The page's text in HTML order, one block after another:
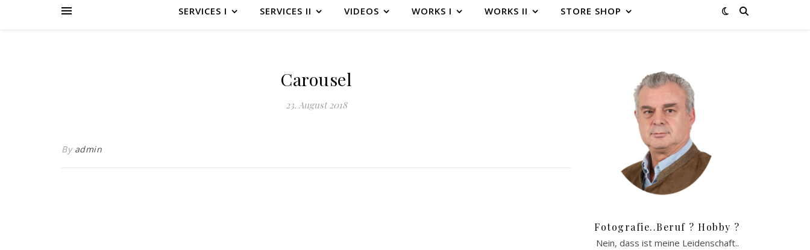
SERVICES I SERVICES II VIDEOS WORKS I WORKS II STORE SHOP
Carousel
23. August 2018
By admin
Fotografie..Beruf ? Hobby ?
Nein, dass ist meine Leidenschaft..